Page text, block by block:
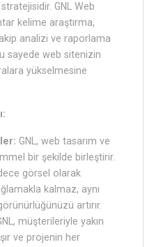
GNL Web
kelime araştırma,
analizi ve raporlama
sayede web sitenizin
yükselmesine
GNL, web tasarım ve
bir şekilde birleştirir.
görsel olarak
kalmaz, aynı
artırır.
müşterileriyle yakın
ve projenin her